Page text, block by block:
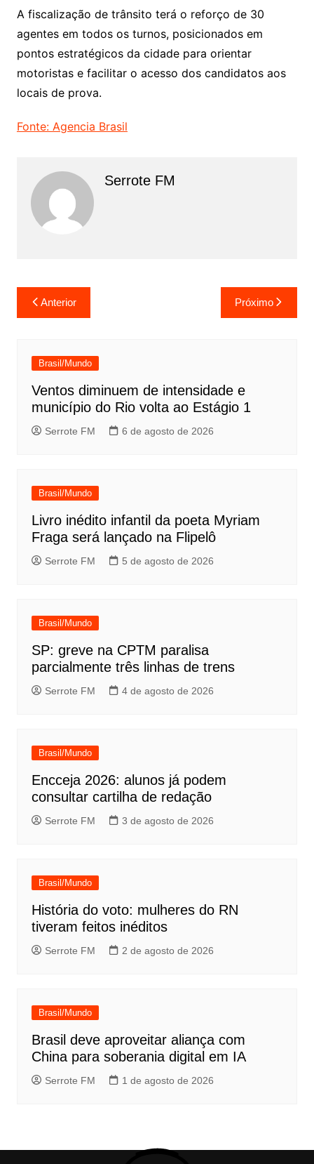
A fiscalização de trânsito terá o reforço de 30
agentes em todos os turnos, posicionados em
pontos estratégicos da cidade para orientar
motoristas e facilitar o acesso dos candidatos aos
locais de prova.
Fonte: Agencia Brasil
Serrote FM
Navegação
de
Anterior Próximo
Brasil/Mundo
Ventos diminuem de intensidade e
município do Rio volta ao Estágio 1
Serrote FM 6 de agosto de 2026
Brasil/Mundo
Livro inédito infantil da poeta Myriam
Fraga será lançado na Flipelô
Serrote FM 5 de agosto de 2026
Brasil/Mundo
SP: greve na CPTM paralisa
parcialmente três linhas de trens
Serrote FM 4 de agosto de 2026
Brasil/Mundo
Encceja 2026: alunos já podem
consultar cartilha de redação
Serrote FM 3 de agosto de 2026
Brasil/Mundo
História do voto: mulheres do RN
tiveram feitos inéditos
Serrote FM 2 de agosto de 2026
Brasil/Mundo
Brasil deve aproveitar aliança com
China para soberania digital em IA
Serrote FM 1 de agosto de 2026